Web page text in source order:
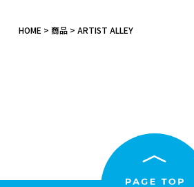
HOME 商品 ARTIST ALLEY